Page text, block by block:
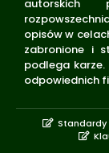
autorskich
opisów w
zabronione i
podlega karze.
odpowiednich
Standardy